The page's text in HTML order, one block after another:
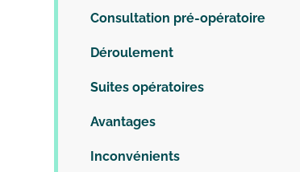
Consultation pré-opératoire
Déroulement
Suites opératoires
Avantages
Inconvénients